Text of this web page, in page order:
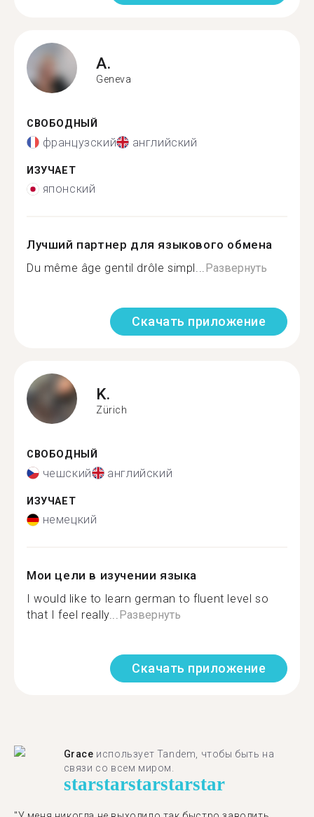
A.
Geneva
СВОБОДНЫЙ
французский английский
ИЗУЧАЕТ
японский
Лучший партнер для языкового обмена
Du même âge gentil drôle simpl...Развернуть
Скачать приложение
K.
Zürich
СВОБОДНЫЙ
чешский английский
ИЗУЧАЕТ
немецкий
Мои цели в изучении языка
I would like to learn german to fluent level so
that I feel really...Развернуть
Скачать приложение
Grace использует Tandem, чтобы быть на
связи со всем миром.
starstarstarstarstar